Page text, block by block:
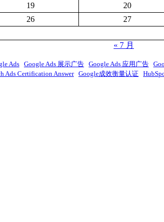
19 20
26 27
« 7 月
Ads Google Ads 展示广告 Google Ads 应用广告
Ads Certification Answer Google成效衡量认证